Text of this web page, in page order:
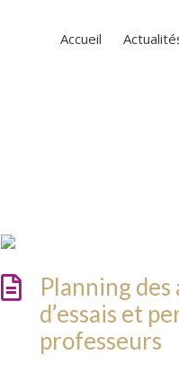
Accueil
Planning des
d’essais et
professeurs